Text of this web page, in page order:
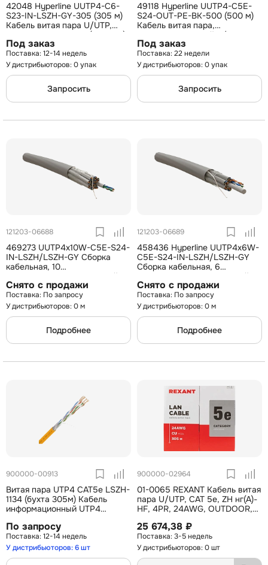
42048 Hyperline UUTP4-C6-
S23-IN-LSZH-GY-305 (305 м)
Кабель витая пара U/UTP,
категория 6, 4 пары (23 AWG),
одножильный (solid), с
разделителем, LSZH,
Под заказ
12-14 недель
У дистрибьюторов: 0 упак
Запросить
49118 Hyperline UUTP4-C5E-
S24-OUT-PE-BK-500 (500 м)
Кабель витая пара,
неэкранированный U/UTP,
категория 5e, 4 пары(24 AWG),
одножильный (solid), внеш
Под заказ
22 недели
У дистрибьюторов: 0 упак
Запросить
121203-06688
469273 UUTP4x10W-C5E-S24-
IN-LSZH/LSZH-GY Cборка
кабельная, 10
неэкранированных кабелей
U/UTP 4х2х0,51 (24 AWG),
категория 5e,
однопроволочные жилы,
Снято с продажи
По запросу
У дистрибьюторов: 0 м
Подробнее
121203-06689
458436 Hyperline UUTP4x6W-
C5E-S24-IN-LSZH/LSZH-GY
Cборка кабельная, 6
неэкранированных кабелей
U/UTP 4х2х0,51 (24 AWG),
категория 5e,
однопроволочные
Снято с продажи
По запросу
У дистрибьюторов: 0 м
Подробнее
900000-00913
Витая пара UTP4 CAT5e LSZH-
1134 (бухта 305м) Кабель
информационный UTP4
4, для внутренней прокладки,
неэкранированый, Тип
оболочки LSZH
По запросу
12-14 недель
У дистрибьюторов: 6 шт
900000-02964
01-0065 REXANT Кабель витая
пара U/UTP, CAT 5e, ZH нг(А)-
HF, 4PR, 24AWG, OUTDOOR,
25 674,38 ₽
3-5 недель
У дистрибьюторов: 0 шт